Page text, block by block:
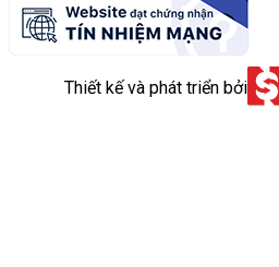
Thiết kế và phát triển bởi